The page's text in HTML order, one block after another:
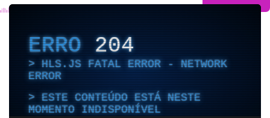
ERRO204
HLS.JS FATAL ERROR - NETWORK
ERROR
ESTE CONTEÚDO ESTÁ NESTE
MOMENTO INDISPONÍVEL